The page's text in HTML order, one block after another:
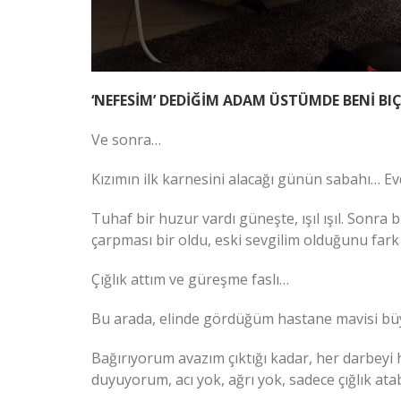
‘NEFESİM’ DEDİĞİM ADAM ÜSTÜMDE BENİ
Ve sonra…
Kızımın ilk karnesini alacağı günün sabahı…
Tuhaf bir huzur vardı güneşte, ışıl ışıl.
çarpması bir oldu, eski sevgilim olduğunu
Çığlık attım ve güreşme faslı…
Bu arada, elinde gördüğüm hastane mavisi
Bağırıyorum avazım çıktığı kadar, her
duyuyorum, acı yok, ağrı yok, sadece çığlık